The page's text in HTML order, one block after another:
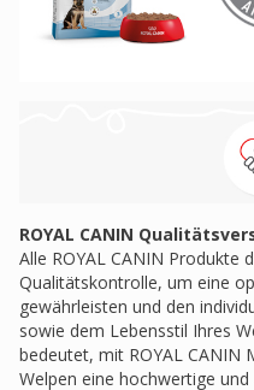
ROYAL CANIN
Alle ROYAL CANIN Produkte
Qualitätskontrolle, um eine
gewährleisten und den
sowie dem Lebensstil Ihres
bedeutet, mit ROYAL CANIN
Welpen eine hochwertige